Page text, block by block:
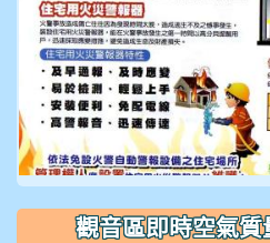
觀音區即時空氣質